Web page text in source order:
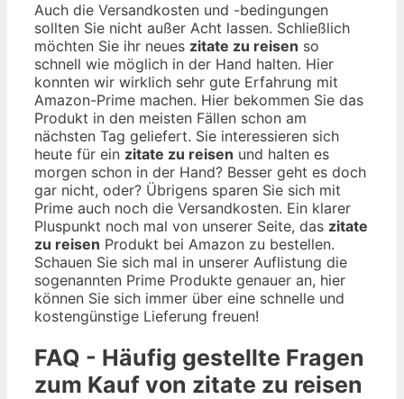
Auch die Versandkosten und -bedingungen
sollten Sie nicht außer Acht lassen. Schließlich
möchten Sie ihr neues zitate zu reisen so
schnell wie möglich in der Hand halten. Hier
konnten wir wirklich sehr gute Erfahrung mit
Amazon-Prime machen. Hier bekommen Sie das
Produkt in den meisten Fällen schon am
nächsten Tag geliefert. Sie interessieren sich
heute für ein zitate zu reisen und halten es
morgen schon in der Hand? Besser geht es doch
gar nicht, oder? Übrigens sparen Sie sich mit
Prime auch noch die Versandkosten. Ein klarer
Pluspunkt noch mal von unserer Seite, das zitate
zu reisen Produkt bei Amazon zu bestellen.
Schauen Sie sich mal in unserer Auflistung die
sogenannten Prime Produkte genauer an, hier
können Sie sich immer über eine schnelle und
kostengünstige Lieferung freuen!
FAQ - Häufig gestellte Fragen
zum Kauf von zitate zu reisen